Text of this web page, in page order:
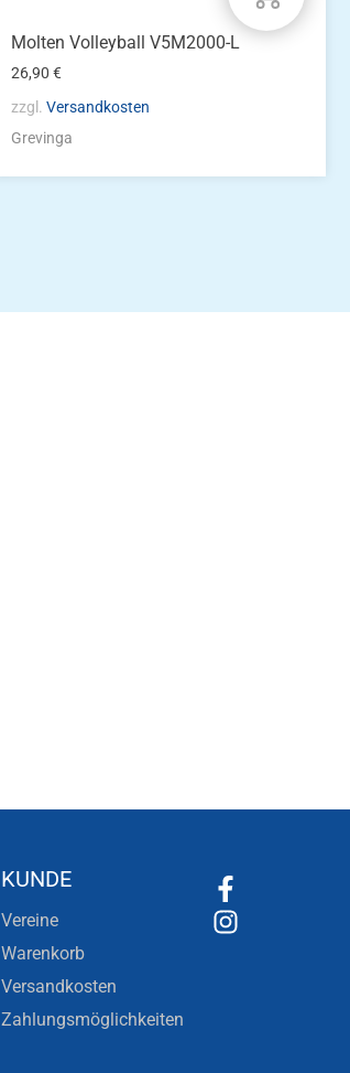
Molten Volleyball V5M2000-L
26,90€
zzgl.Versandkosten
Grevinga
KUNDE
Vereine
Warenkorb
Versandkosten
Zahlungsmöglichkeiten